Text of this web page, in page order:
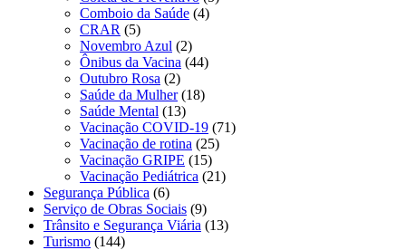
Comboio da Saúde (4)
CRAR (5)
Novembro Azul (2)
Ônibus da Vacina (44)
Outubro Rosa (2)
Saúde da Mulher(18)
Saúde Mental (13)
Vacinação COVID-19 (71)
Vacinação de rotina (25)
Vacinação GRIPE (15)
Vacinação Pediátrica (21)
Segurança Pública (6)
Serviço de Obras Sociais (9)
Trânsito e Segurança Viária (13)
Turismo (144)